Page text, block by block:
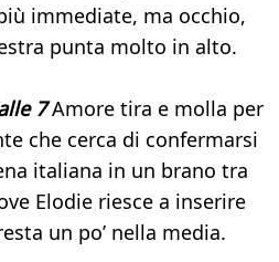
immediate, ma occhio,
punta molto in alto.
7Amore tira e molla per
che cerca di confermarsi
italiana in un brano tra
Elodie riesce a inserire
un po’ nella media.